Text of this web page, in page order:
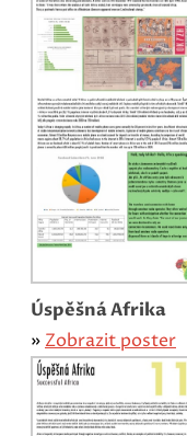
Úspěšná Afrika
» Zobrazit poster